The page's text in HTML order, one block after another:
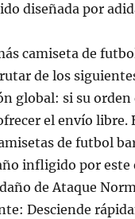
diseñada por
camiseta de
de los
global: si su orden
el envío libre.
de futbol
infligido por este
de Ataque
Desciende